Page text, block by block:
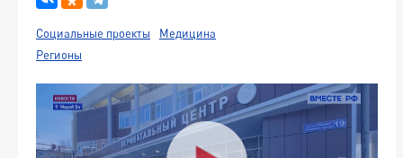
Социальные проекты
Медицина
Регионы